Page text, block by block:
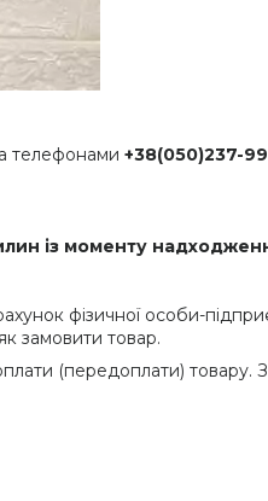
телефонами +38(050)237-
із моменту
фізичної особи-
замовити товар.
(передоплати) товару.